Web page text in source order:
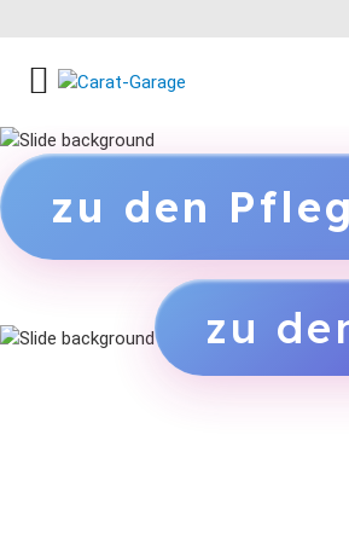
zu den
zu